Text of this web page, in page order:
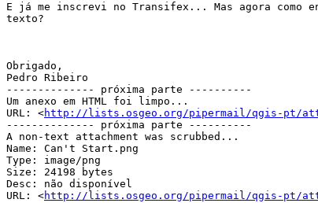
E já me inscrevi no Transifex... Mas agora como
texto?
Obrigado,
Pedro Ribeiro
-------------- próxima parte ----------
Um anexo em HTML foi limpo...
URL: <http://lists.osgeo.org/pipermail/qgis-pt/
-------------- próxima parte ----------
A non-text attachment was scrubbed...
Name: Can't Start.png
Type: image/png
Size: 24198 bytes
Desc: não disponível
URL: <http://lists.osgeo.org/pipermail/qgis-pt/